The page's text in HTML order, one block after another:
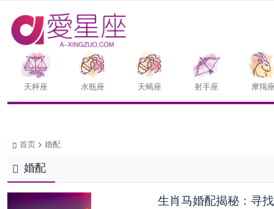
天枰座 水瓶座 天蝎座 射手座 摩羯
首页 > 婚配
婚配
生肖马婚配揭秘：寻